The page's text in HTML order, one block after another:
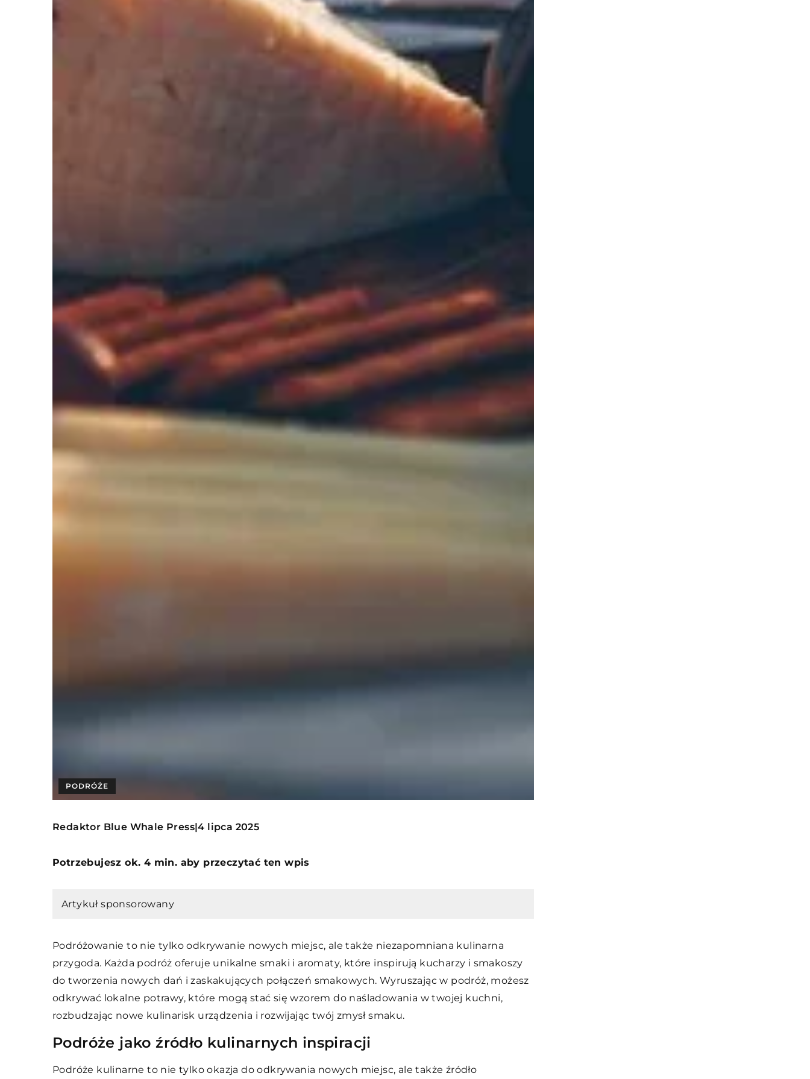
PODRÓŻE
Redaktor Blue Whale Press|4 lipca 2025
Potrzebujesz ok. 4 min. aby przeczytać ten wpis
Artykuł sponsorowany
Podróżowanie to nie tylko odkrywanie nowych miejsc, ale także niezapomniana kulinarna
przygoda. Każda podróż oferuje unikalne smaki i aromaty, które inspirują kucharzy i smakoszy
do tworzenia nowych dań i zaskakujących połączeń smakowych. Wyruszając w podróż, możesz
odkrywać lokalne potrawy, które mogą stać się wzorem do naśladowania w twojej kuchni,
rozbudzając nowe kulinarisk urządzenia i rozwijając twój zmysł smaku.
Podróże jako źródło kulinarnych inspiracji
Podróże kulinarne to nie tylko okazja do odkrywania nowych miejsc, ale także źródło